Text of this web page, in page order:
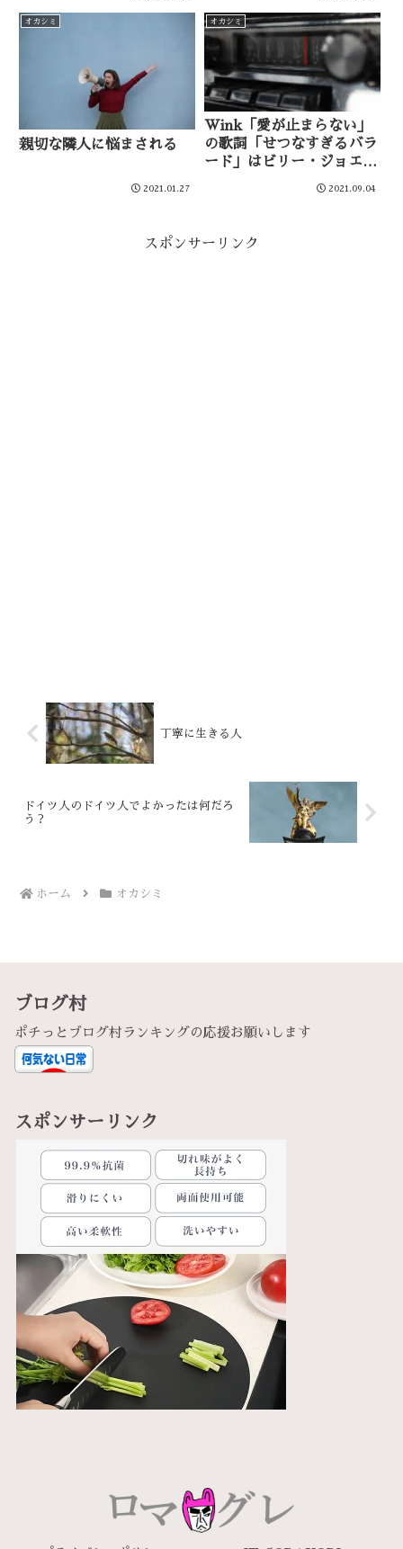
オカシミ
親切な隣人に悩まされる
2021.01.27
オカシミ
Wink「愛が止まらない」
の歌詞「せつなすぎるバラ
ード」はビリー・ジョエル
2021.09.04
スポンサーリンク
丁寧に生きる人
ドイツ人のドイツ人でよかったは何だろ
う？
ホーム オカシミ
ブログ村
ポチっとブログ村ランキングの応援お願いします
スポンサーリンク